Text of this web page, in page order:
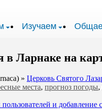
Изучаем
в Ларнаке на
» Церковь Святого
места, прогноз погоды,
и добавление